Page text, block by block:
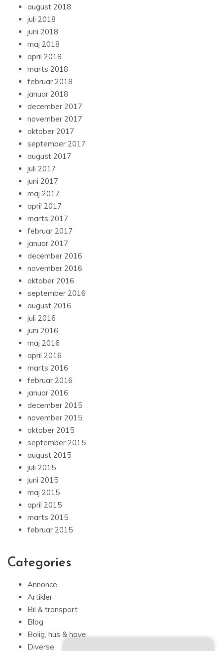
august 2018
juli 2018
juni 2018
maj 2018
april 2018
marts 2018
februar 2018
januar 2018
december 2017
november 2017
oktober 2017
september 2017
august 2017
juli 2017
juni 2017
maj 2017
april 2017
marts 2017
februar 2017
januar 2017
december 2016
november 2016
oktober 2016
september 2016
august 2016
juli 2016
juni 2016
maj 2016
april 2016
marts 2016
februar 2016
januar 2016
december 2015
november 2015
oktober 2015
september 2015
august 2015
juli 2015
juni 2015
maj 2015
april 2015
marts 2015
februar 2015
Categories
Annonce
Artikler
Bil & transport
Blog
Bolig, hus & have
Diverse